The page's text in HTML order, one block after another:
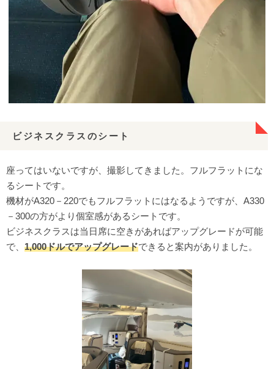
ビジネスクラスのシート
座ってはいないですが、撮影してきました。フルフラットにな
るシートです。
機材がA320－220でもフルフラットにはなるようですが、A330
－300の方がより個室感があるシートです。
ビジネスクラスは当日席に空きがあればアップグレードが可能
で、 1,000ドルでアップグレードできると案内がありました。